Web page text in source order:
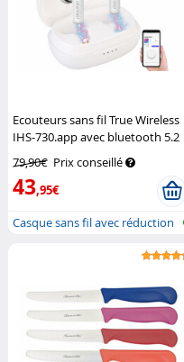
Ecouteurs sans fil True Wireless
IHS-730.app avec bluetooth 5.2
et réduction active du bruit - blan
Auvisio
79,90€ Prix conseillé
43,95€
Casque sans fil avec réduction